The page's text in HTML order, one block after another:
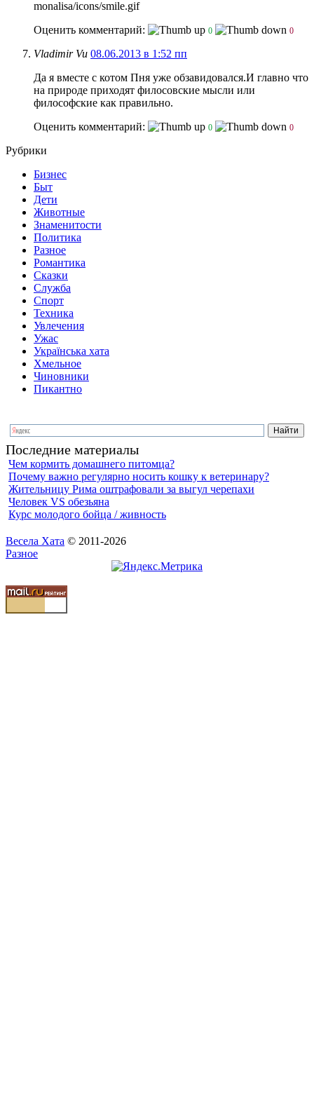
Оценить комментарий: 0 0
Vladimir Vu 08.06.2013 в 1:52 пп
Да я вместе с котом Пня уже обзавидовался.И главно что
на природе приходят филосовские мысли или
философские как правильно.
Оценить комментарий:
0 0
Рубрики
Бизнес
Быт
Дети
Животные
Знаменитости
Политика
Разное
Романтика
Сказки
Служба
Спорт
Техника
Увлечения
Ужас
Українська хата
Хмельное
Чиновники
Пикантно
Последние материалы
Чем кормить домашнего питомца?
Почему важно регулярно носить кошку к ветеринару?
Жительницу Рима оштрафовали за выгул черепахи
Человек VS обезьяна
Курс молодого бойца / живность
Весела Хата © 2011-2026
Разное